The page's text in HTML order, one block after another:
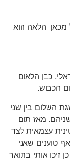
מכאן והלאה הוא
כבן הלאום
הכבוש.
להשגת השלום בין שני
מאז תום
עצמאית לצד
טוענים שאני
זיכו אותי בתואר